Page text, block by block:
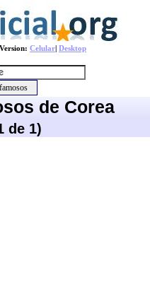
Celular| Desktop
de Corea
de 1)